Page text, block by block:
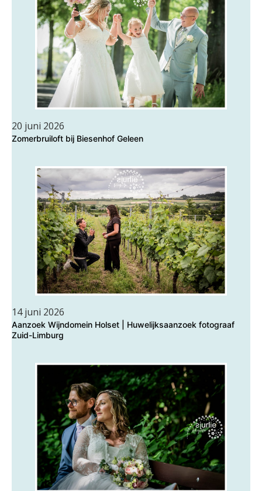
20 juni 2026
Zomerbruiloft bij Biesenhof Geleen
14 juni 2026
Aanzoek Wijndomein Holset | Huwelijksaanzoek fotograaf
Zuid-Limburg